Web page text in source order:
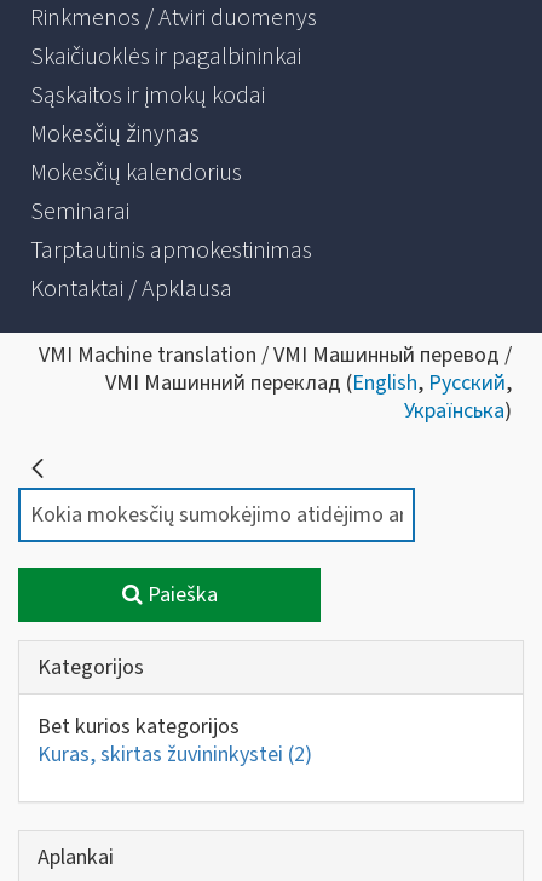
Rinkmenos / Atviri duomenys
Skaičiuoklės ir pagalbininkai
Sąskaitos ir įmokų kodai
Mokesčių žinynas
Mokesčių kalendorius
Seminarai
Tarptautinis apmokestinimas
Kontaktai / Apklausa
VMI Machine translation / VMI Машинный перевод /
VMI Машинний переклад (English, Русский,
Українська)
Paieška
Kategorijos
Bet kurios kategorijos
Kuras, skirtas žuvininkystei (2)
Aplankai